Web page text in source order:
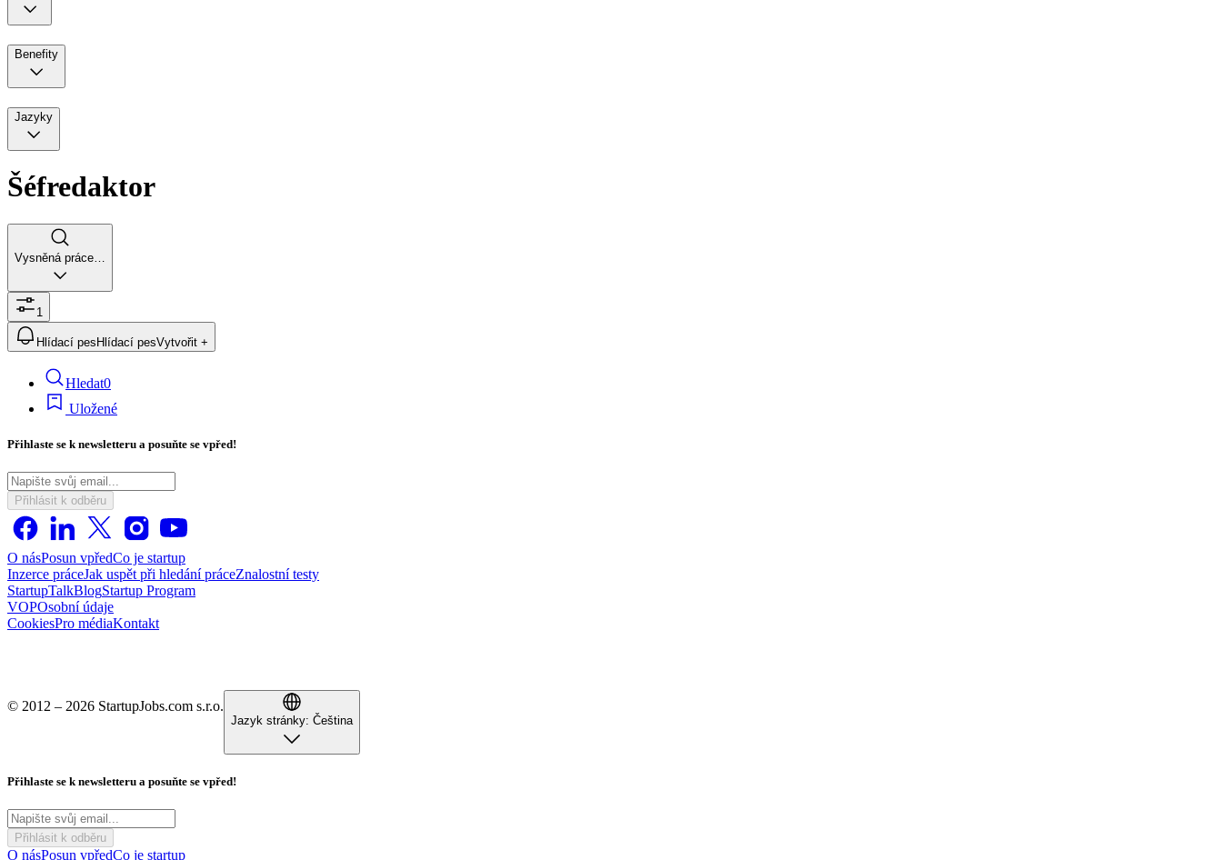
Benefity
Jazyky
Šéfredaktor
Vysněná práce…
1
Hlídací pesHlídací pesVytvořit +
Hledat0
Uložené
Přihlaste se k newsletteru a posuňte se vpřed!
Přihlásit k odběru
O násPosun vpředCo je startup
Inzerce práceJak uspět při hledání práceZnalostní testy
StartupTalkBlogStartup Program
VOPOsobní údaje
CookiesPro médiaKontakt
© 2012 – 2026 StartupJobs.com s.r.o.
Jazyk stránky: Čeština
Přihlaste se k newsletteru a posuňte se vpřed!
Přihlásit k odběru
O násPosun vpředCo je startup